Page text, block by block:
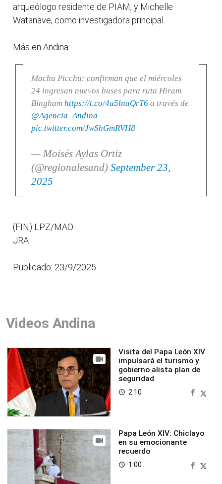
arqueólogo residente de PIAM, y Michelle
Watanave, como investigadora principal.
Más en Andina:
Machu Picchu: confirman que el miércoles
24 ingresan nuevos buses para ruta Hiram
Bingham https://t.co/4a5lnaQrT6a través de
@Agencia_Andina
pic.twitter.com/JwShGmRVH8
— Moisés Aylas Ortiz
(@regionalesand) September 23,
2025
(FIN) LPZ/MAO
JRA
Publicado: 23/9/2025
Videos Andina
Visita del Papa León XIV
impulsará el turismo y
gobierno alista plan de
seguridad
access_time 2:10
Papa León XIV: Chiclayo
en su emocionante
recuerdo
access_time 1:00